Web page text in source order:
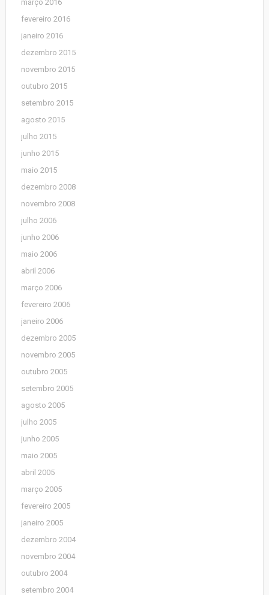
março 2016
fevereiro 2016
janeiro 2016
dezembro 2015
novembro 2015
outubro 2015
setembro 2015
agosto 2015
julho 2015
junho 2015
maio 2015
dezembro 2008
novembro 2008
julho 2006
junho 2006
maio 2006
abril 2006
março 2006
fevereiro 2006
janeiro 2006
dezembro 2005
novembro 2005
outubro 2005
setembro 2005
agosto 2005
julho 2005
junho 2005
maio 2005
abril 2005
março 2005
fevereiro 2005
janeiro 2005
dezembro 2004
novembro 2004
outubro 2004
setembro 2004